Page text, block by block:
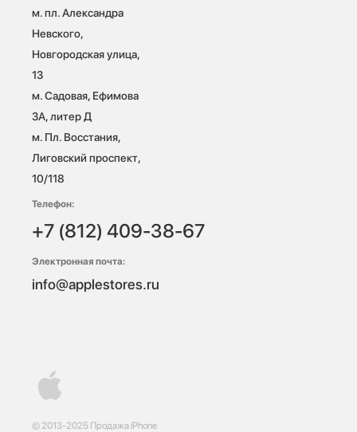
© 2013-2025 Продажа iPhone
м. пл. Александра
Невского,
Новгородская улица,
13
м. Садовая, Ефимова
3А, литер Д
м. Пл. Восстания,
Лиговский проспект,
10/118
Телефон:
+7 (812) 409-38-67
Электронная почта:
info@applestores.ru